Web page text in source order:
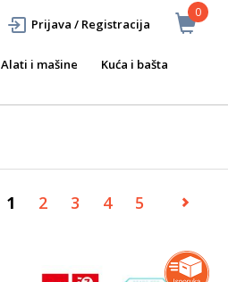
0
Prijava / Registracija
Alati i mašine
Kuća i bašta
1 2 3 4 5